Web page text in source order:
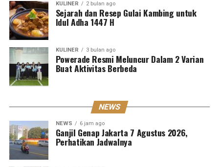
KULINER 2 bulan ago
Sejarah dan Resep Gulai Kambing untuk
Idul Adha 1447 H
KULINER 3 bulan ago
Powerade Resmi Meluncur Dalam 2 Varian
Buat Aktivitas Berbeda
NEWS
NEWS 6 jam ago
Ganjil Genap Jakarta 7 Agustus 2026,
Perhatikan Jadwalnya